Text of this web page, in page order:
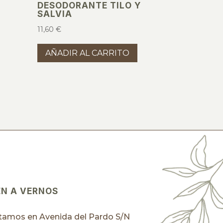
DESODORANTE TILO Y
SALVIA
11,60€
AÑADIR AL CARRITO
A VERNOS
en Avenida del Pardo S/N